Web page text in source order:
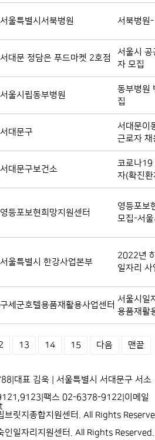
서울특별시서북병원 서북병원
서대문 정담은 푸드마켓 2호점
서울시
자 모집
서울시립동부병원
동부병원
집
서대문구
서대문이
근로자 채
서대문구보건소
코로나19
자(확진
영등포보현희망지원센터
영등포보
모집-서
서울특별시 한강사업본부
2022년
일자리
구세군호텔용품재활용사업센터
서울시일
용품재활
13 14 15 다음 맨끝
대표 김욱
서울특별시 서대문구 서소
팩스 02-6378-9122 이메일
릿지종합지원센터. All Rights Reserve
일자리지원센터. All Rights Reserved.